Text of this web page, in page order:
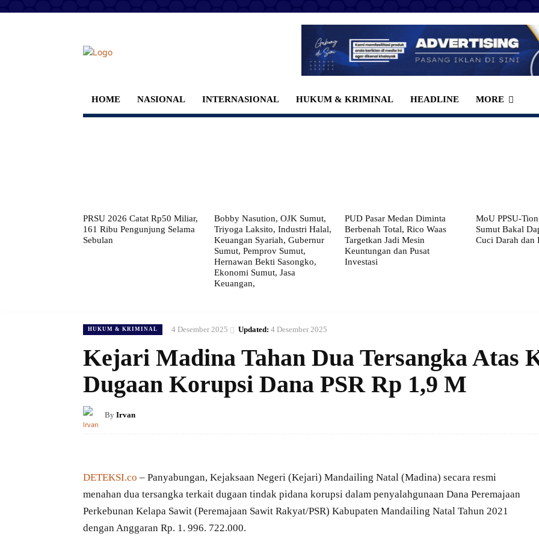
HOME NASIONAL INTERNASIONAL HUKUM & KRIMINAL HEADLINE MORE
PRSU 2026 Catat Rp50 Miliar,
161 Ribu Pengunjung Selama
Sebulan
Bobby Nasution, OJK Sumut,
Triyoga Laksito, Industri Halal,
Keuangan Syariah, Gubernur
Sumut, Pemprov Sumut,
Hernawan Bekti Sasongko,
Ekonomi Sumut, Jasa
Keuangan,
PUD Pasar Medan Diminta
Berbenah Total, Rico Waas
Targetkan Jadi Mesin
Keuntungan dan Pusat
Investasi
MoU PPSU-
Sumut Bakal
Cuci Darah dan
HUKUM & KRIMINAL 4 Desember 2025 Updated: 4 Desember 2025
Kejari Madina Tahan Dua Tersangka Atas
Dugaan Korupsi Dana PSR Rp 1,9 M
By Irvan
DETEKSI.co – Panyabungan, Kejaksaan Negeri (Kejari) Mandailing Natal (Madina) secara resmi
menahan dua tersangka terkait dugaan tindak pidana korupsi dalam penyalahgunaan Dana Peremajaan
Perkebunan Kelapa Sawit (Peremajaan Sawit Rakyat/PSR) Kabupaten Mandailing Natal Tahun 2021
dengan Anggaran Rp. 1. 996. 722.000.